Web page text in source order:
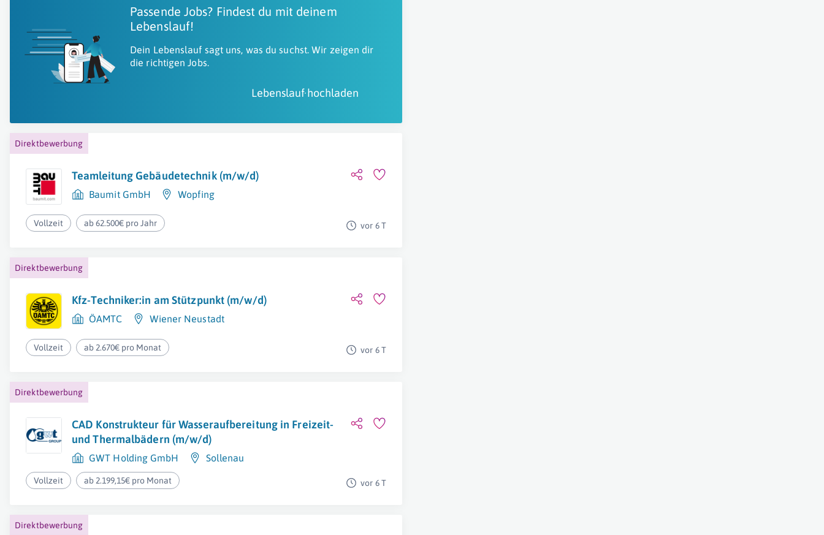
Passende Jobs? Findest du mit deinem
Lebenslauf!
Dein Lebenslauf sagt uns, was du suchst. Wir zeigen dir
die richtigen Jobs.
Lebenslauf hochladen
Direktbewerbung
Teamleitung Gebäudetechnik (m/w/d)
Baumit GmbH Wopfing
Vollzeit ab 62.500€ pro Jahr vor 6 T
Direktbewerbung
Kfz-Techniker:in am Stützpunkt (m/w/d)
ÖAMTC Wiener Neustadt
Vollzeit ab 2.670€ pro Monat vor 6 T
Direktbewerbung
CAD Konstrukteur für Wasseraufbereitung in Freizeit-
und Thermalbädern (m/w/d)
GWT Holding GmbH Sollenau
Vollzeit ab 2.199,15€ pro Monat vor 6 T
Direktbewerbung